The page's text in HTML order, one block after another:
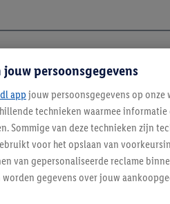
persoonsgegevens
app jouw persoonsgegevens op onze
technieken waarmee
Sommige van deze technieken zijn
voor het opslaan van
van gepersonaliseerde reclame
gegevens over jouw